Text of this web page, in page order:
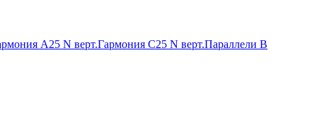
А25 N верт.Гармония С25 N верт.Параллели В